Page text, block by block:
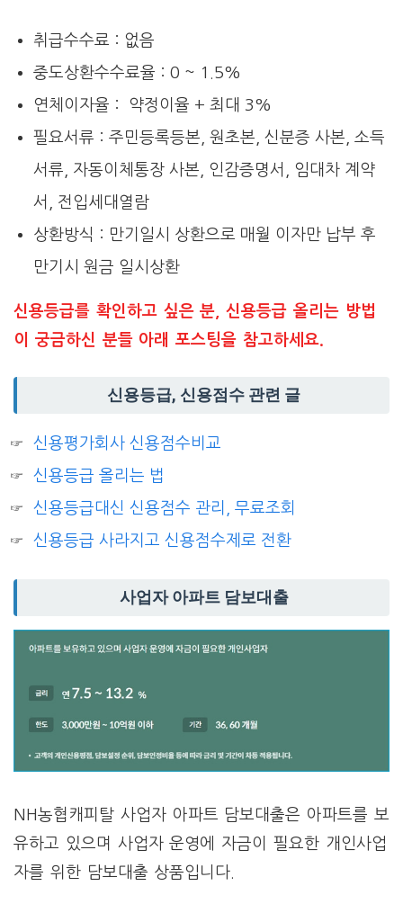
취급수수료 : 없음
중도상환수수료율 : 0 ~ 1.5%
연체이자율 : 약정이율 + 최대 3%
필요서류 : 주민등록등본, 원초본, 신분증 사본, 소득
서류, 자동이체통장 사본, 인감증명서, 임대차 계약
서, 전입세대열람
상환방식 : 만기일시 상환으로 매월 이자만 납부 후
만기시 원금 일시상환
신용등급를 확인하고 싶은 분, 신용등급 올리는 방법
이 궁금하신 분들 아래 포스팅을 참고하세요.
신용등급, 신용점수 관련 글
신용평가회사 신용점수비교
신용등급 올리는 법
신용등급대신 신용점수 관리, 무료조회
신용등급 사라지고 신용점수제로 전환
사업자 아파트 담보대출
NH농협캐피탈 사업자 아파트 담보대출은 아파트를 보
유하고 있으며 사업자 운영에 자금이 필요한 개인사업
자를 위한 담보대출 상품입니다.